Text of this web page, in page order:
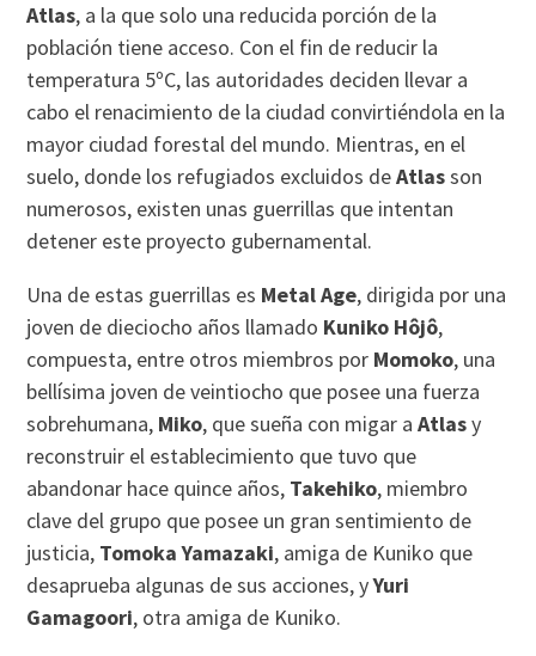
Atlas, a la que solo una reducida porción de la
población tiene acceso. Con el fin de reducir la
temperatura 5ºC, las autoridades deciden llevar a
cabo el renacimiento de la ciudad convirtiéndola en la
mayor ciudad forestal del mundo. Mientras, en el
suelo, donde los refugiados excluidos deAtlasson
numerosos, existen unas guerrillas que intentan
detener este proyecto gubernamental.
Una de estas guerrillas es Metal Age, dirigida por una
joven de dieciocho años llamado Kuniko Hôjô,
compuesta, entre otros miembros por Momoko, una
bellísima joven de veintiocho que posee una fuerza
sobrehumana, Miko, que sueña con migar aAtlasy
reconstruir el establecimiento que tuvo que
abandonar hace quince años, Takehiko, miembro
clave del grupo que posee un gran sentimiento de
justicia, Tomoka Yamazaki, amiga de Kuniko que
desaprueba algunas de sus acciones, yYuri
Gamagoori, otra amiga de Kuniko.